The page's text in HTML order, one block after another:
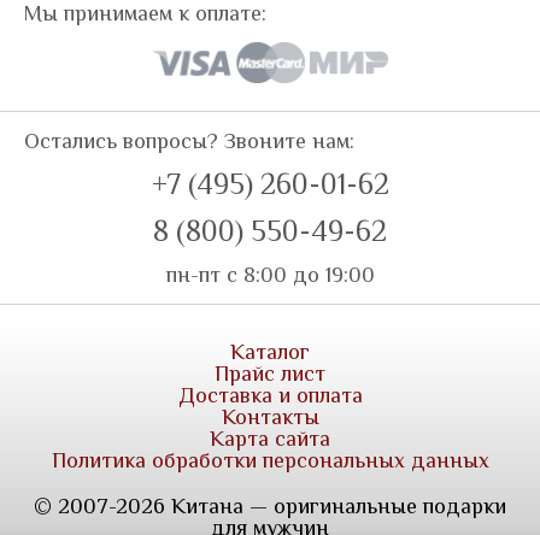
Мы принимаем к оплате:
Остались вопросы? Звоните нам:
+7 (495) 260-01-62
8 (800) 550-49-62
пн-пт с 8:00 до 19:00
Каталог
Прайс лист
Доставка и оплата
Контакты
Карта сайта
Политика обработки персональных данных
© 2007-2026 Китана — оригинальные подарки
для мужчин